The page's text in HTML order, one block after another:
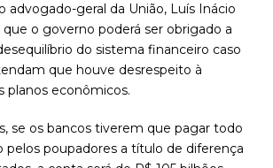
advogado-geral da União, Luís Inácio
o governo poderá ser obrigado a
do sistema financeiro caso
que houve desrespeito à
planos econômicos.
se os bancos tiverem que pagar todo
pelos poupadores a título de diferença